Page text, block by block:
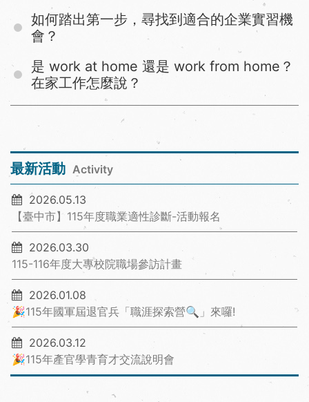
如何踏出第一步，尋找到適合的企業實習機
會？
是 work at home 還是 work from home？
在家工作怎麼說？
最新活動 Activity
2026.05.13
【臺中市】115年度職業適性診斷-活動報名
2026.03.30
115-116年度大專校院職場參訪計畫
2026.01.08
🎉115年國軍屆退官兵「職涯探索營🔍」來囉!
2026.03.12
🎉115年產官學青育才交流說明會